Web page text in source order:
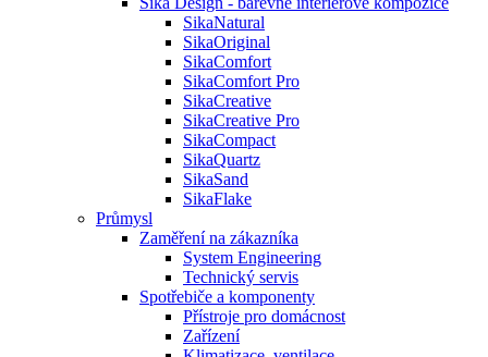
SikaNatural
SikaOriginal
SikaComfort
SikaComfort Pro
SikaCreative
SikaCreative Pro
SikaCompact
SikaQuartz
SikaSand
SikaFlake
Průmysl
Zaměření na zákazníka
System Engineering
Technický servis
Spotřebiče a komponenty
Přístroje pro domácnost
Zařízení